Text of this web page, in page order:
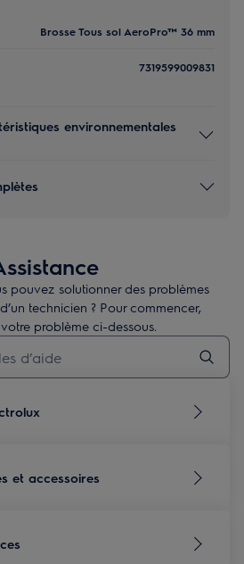
Brosse Tous sol AeroPro™ 36 mm
7319599009831
environnementales
pouvez solutionner des problèmes
technicien ? Pour commencer,
problème ci-dessous.
de conseils
et accessoires